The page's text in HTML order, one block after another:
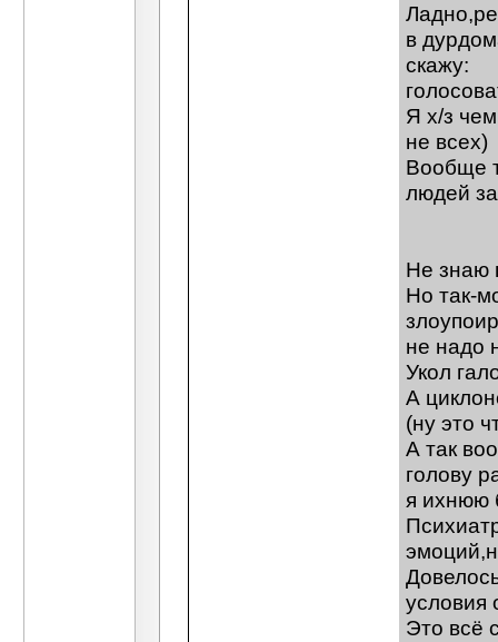
в
скажу:
Я х/з
не всех)
Вообще
людей
Не знаю
Но так-
не надо
Укол
А
(ну это
А так
голову
я ихнюю
условия
Это всё